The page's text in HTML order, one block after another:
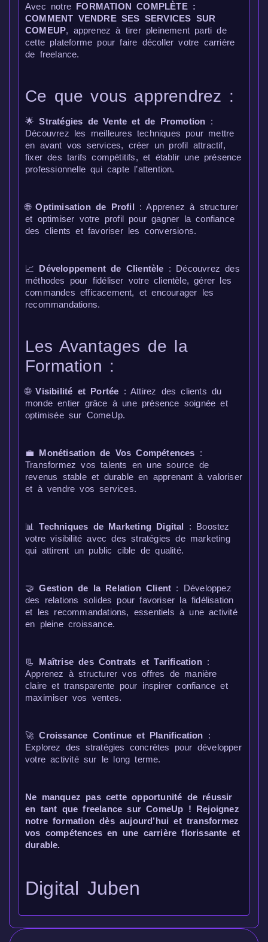
Avec notre FORMATION COMPLÈTE :
COMMENT VENDRE SES SERVICES SUR
COMEUP, apprenez à tirer pleinement parti de
cette plateforme pour faire décoller votre carrière
de freelance.
Ce que vous apprendrez :
🌟Stratégies de Vente et de Promotion :
Découvrez les meilleures techniques pour mettre
en avant vos services, créer un profil attractif,
fixer des tarifs compétitifs, et établir une présence
professionnelle qui capte l’attention.
🌐Optimisation de Profil : Apprenez à structurer
et optimiser votre profil pour gagner la confiance
des clients et favoriser les conversions.
📈 Développement de Clientèle : Découvrez des
méthodes pour fidéliser votre clientèle, gérer les
commandes efficacement, et encourager les
recommandations.
Les Avantages de la
Formation :
🌐Visibilité et Portée : Attirez des clients du
monde entier grâce à une présence soignée et
optimisée sur ComeUp.
💼 Monétisation de Vos Compétences :
Transformez vos talents en une source de
revenus stable et durable en apprenant à valoriser
et à vendre vos services.
📊Techniques de Marketing Digital : Boostez
votre visibilité avec des stratégies de marketing
qui attirent un public cible de qualité.
🤝Gestion de la Relation Client : Développez
des relations solides pour favoriser la fidélisation
et les recommandations, essentiels à une activité
en pleine croissance.
📃 Maîtrise des Contrats et Tarification:
Apprenez à structurer vos offres de manière
claire et transparente pour inspirer confiance et
maximiser vos ventes.
🚀Croissance Continue et Planification :
Explorez des stratégies concrètes pour développer
votre activité sur le long terme.
Ne manquez pas cette opportunité de réussir
en tant que freelance sur ComeUp ! Rejoignez
notre formation dès aujourd’hui et transformez
vos compétences en une carrière florissante et
durable.
Digital Juben